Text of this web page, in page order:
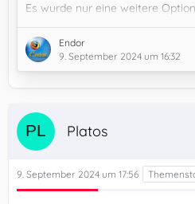
Es wurde nur eine weitere
Schaltfläche hinzugefügt.
Er hat auch ein paar
gehörten.
Mfg.
Endor
9. September 2024 um 16:32
Platos
9. September 2024 um 17:56